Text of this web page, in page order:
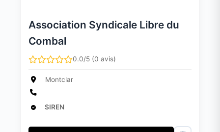
Association Syndicale Libre du
Combal
0.0/5 (0 avis)
Montclar
SIREN